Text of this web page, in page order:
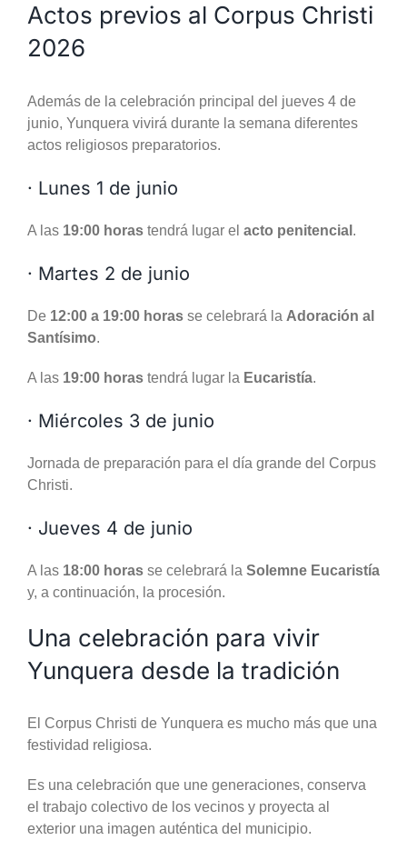
Actos previos al Corpus Christi
2026
Además de la celebración principal del jueves 4 de
junio, Yunquera vivirá durante la semana diferentes
actos religiosos preparatorios.
· Lunes 1 de junio
A las 19:00 horas tendrá lugar el acto penitencial .
· Martes 2 de junio
De 12:00 a 19:00 horas se celebrará la Adoración al
Santísimo.
A las 19:00 horas tendrá lugar la Eucaristía.
· Miércoles 3 de junio
Jornada de preparación para el día grande del Corpus
Christi.
· Jueves 4 de junio
A las 18:00 horas se celebrará la Solemne Eucaristía
y, a continuación, la procesión.
Una celebración para vivir
Yunquera desde la tradición
El Corpus Christi de Yunquera es mucho más que una
festividad religiosa.
Es una celebración que une generaciones, conserva
el trabajo colectivo de los vecinos y proyecta al
exterior una imagen auténtica del municipio.